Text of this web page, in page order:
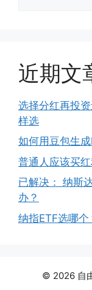
近期文
选择分红再投
样选
如何用豆包生
普通人应该买
已解决： 纳斯
办？
纳指ETF选哪
© 2026 自